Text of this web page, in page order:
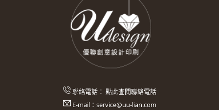
聯絡電話： 點此查閱聯絡電話
E-mail： service@uu-lian.com